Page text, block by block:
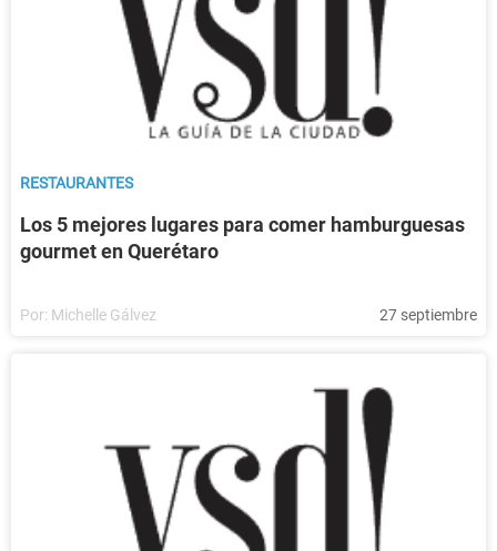
RESTAURANTES
Los 5 mejores lugares para comer hamburguesas
gourmet en Querétaro
Por: Michelle Gálvez 27 septiembre